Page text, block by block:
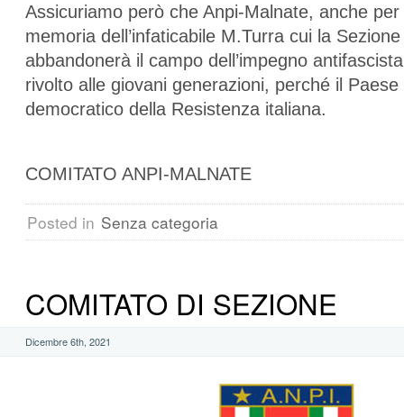
Assicuriamo però che Anpi-Malnate, anche
memoria dell’infaticabile M.Turra cui la
abbandonerà il campo dell’impegno
rivolto alle giovani generazioni, perché il
democratico della Resistenza italiana.
COMITATO ANPI-MALNATE
Posted in Senza categoria
COMITATO DI SEZIONE
Dicembre 6th, 2021